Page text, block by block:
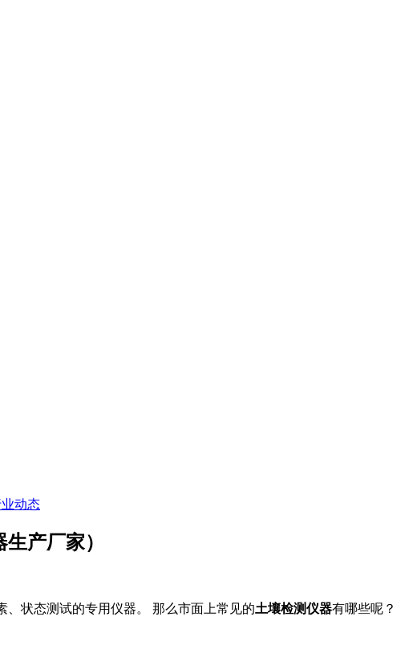
动态
产厂家）
、状态测试的专用仪器。 那么市面上常见的土壤检测仪器有哪些呢？